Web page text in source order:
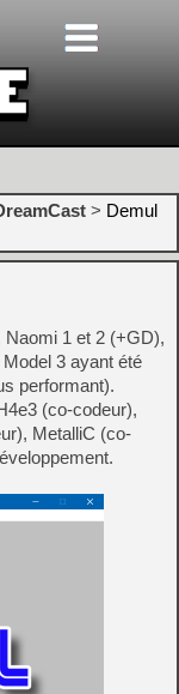
> Demul
1 et 2 (+GD),
3 ayant été
performant).
(co-codeur),
MetalliC (co-